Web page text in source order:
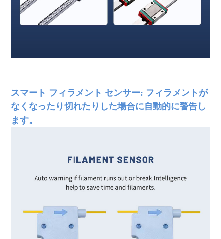
スマート フィラメント センサー: フィラメントが
なくなったり切れたりした場合に自動的に警告し
ます。